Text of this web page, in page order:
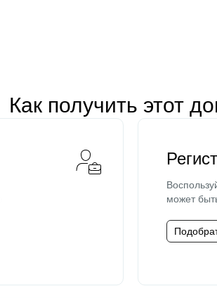
Как получить этот
может